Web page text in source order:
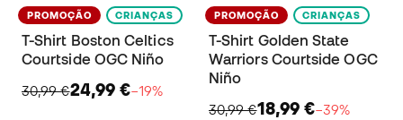
PROMOÇÃO CRIANÇAS
T-Shirt Boston Celtics
Courtside OGC Niño
30,99 €24,99 €−19%
PROMOÇÃO CRIANÇAS
T-Shirt Golden State
Warriors Courtside OGC
Niño
30,99 €18,99 €−39%